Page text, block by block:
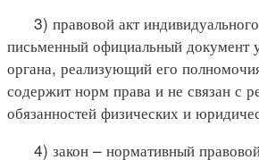
3) правовой акт
письменный официальный документ
органа, реализующий его
содержит норм права и не связан с
обязанностей физических и
4) закон – нормативный